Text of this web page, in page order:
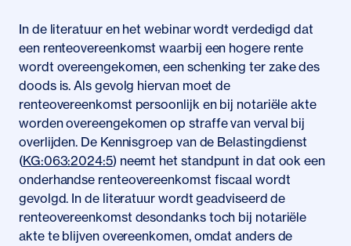
In de literatuur en het webinar wordt verdedigd dat
een renteovereenkomst waarbij een hogere rente
wordt overeengekomen, een schenking ter zake des
doods is. Als gevolg hiervan moet de
renteovereenkomst persoonlijk en bij notariële akte
worden overeengekomen op straffe van verval bij
overlijden. De Kennisgroep van de Belastingdienst
(KG:063:2024:5) neemt het standpunt in dat ook een
onderhandse renteovereenkomst fiscaal wordt
gevolgd. In de literatuur wordt geadviseerd de
renteovereenkomst desondanks toch bij notariële
akte te blijven overeenkomen, omdat anders de